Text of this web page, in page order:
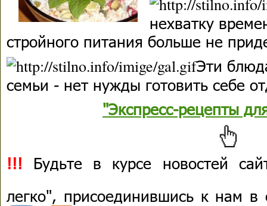
нехватку
стройного питания больше не
Эти
семьи - нет нужды готовить себе
"Экспресс-рецепты
!!! Будьте в курсе новостей
легко", присоединившись к нам